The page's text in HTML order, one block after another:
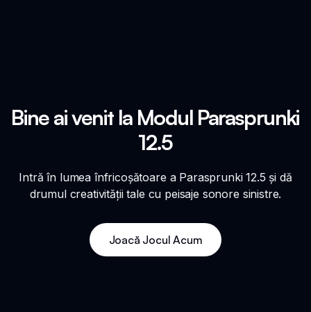
Bine ai venit la Modul Parasprunki
12.5
Intră în lumea înfricoșătoare a Parasprunki 12.5 și dă
drumul creativității tale cu peisaje sonore sinistre.
Joacă Jocul Acum